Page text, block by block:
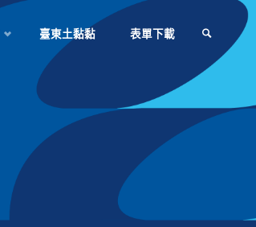
臺東土黏黏 表單下載